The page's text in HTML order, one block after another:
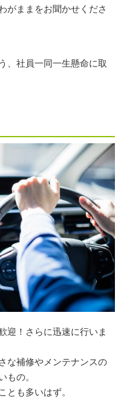
がままをお聞かせくださ
、社員一同一生懸命に取
迎！さらに迅速に行いま
な補修やメンテナンスの
もの。
とも多いはず。